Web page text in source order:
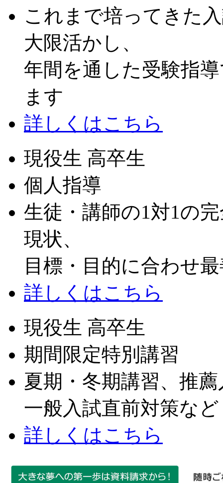
これまで培ってきた
大限活かし、
年間を通した受験指
ます
詳しくはこちら
現役生 高卒生
個人指導
生徒・講師の1対1の
現状、
目標・目的に合わせ
詳しくはこちら
現役生 高卒生
期間限定特別講習
夏期・冬期講習、推
一般入試直前対策など
詳しくはこちら